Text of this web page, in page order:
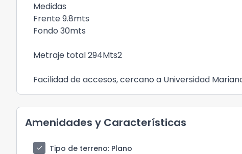
Medidas
Frente 9.8mts
Fondo 30mts
Metraje total 294Mts2
Facilidad de accesos, cercano a Universidad
Amenidades y Características
check Tipo de terreno: Plano